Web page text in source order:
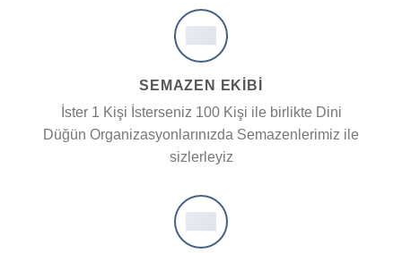
SEMAZEN EKIBI
İster 1 Kişi İsterseniz 100 Kişi ile birlikte Dini
Düğün Organizasyonlarınızda Semazenlerimiz ile
sizlerleyiz